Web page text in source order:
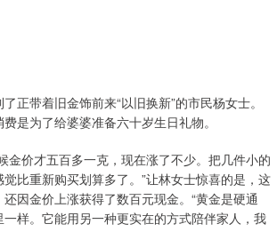
正带着旧金饰前来“以旧换新”的市民杨女士。
是为了给婆婆准备六十岁生日礼物。
金价才五百多一克，现在涨了不少。把几件小的
比重新购买划算多了。”让林女士惊喜的是，这
因金价上涨获得了数百元现金。“黄金是硬通
样。它能用另一种更实在的方式陪伴家人，我